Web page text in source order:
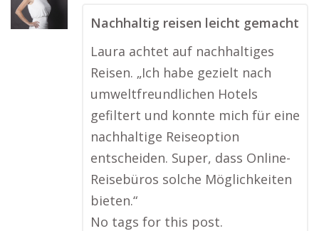
Nachhaltig reisen leicht gemacht
Laura achtet auf nachhaltiges
Reisen. „Ich habe gezielt nach
umweltfreundlichen Hotels
gefiltert und konnte mich für eine
nachhaltige Reiseoption
entscheiden. Super, dass Online-
Reisebüros solche Möglichkeiten
bieten.“
No tags for this post.